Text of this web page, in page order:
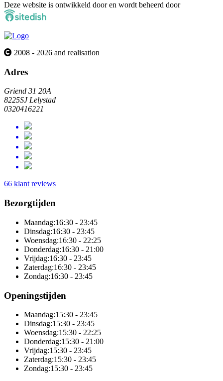
Deze website is ontwikkeld door en wordt beheerd door
2008 - 2026 and realisation
Adres
Griend 31 20A
8225SJ Lelystad
0320416221
66 klant reviews
Bezorgtijden
Maandag:16:30 - 23:45
Dinsdag:16:30 - 23:45
Woensdag:16:30 - 22:25
Donderdag:16:30 - 21:00
Vrijdag:16:30 - 23:45
Zaterdag:16:30 - 23:45
Zondag:16:30 - 23:45
Openingstijden
Maandag:15:30 - 23:45
Dinsdag:15:30 - 23:45
Woensdag:15:30 - 22:25
Donderdag:15:30 - 21:00
Vrijdag:15:30 - 23:45
Zaterdag:15:30 - 23:45
Zondag:15:30 - 23:45